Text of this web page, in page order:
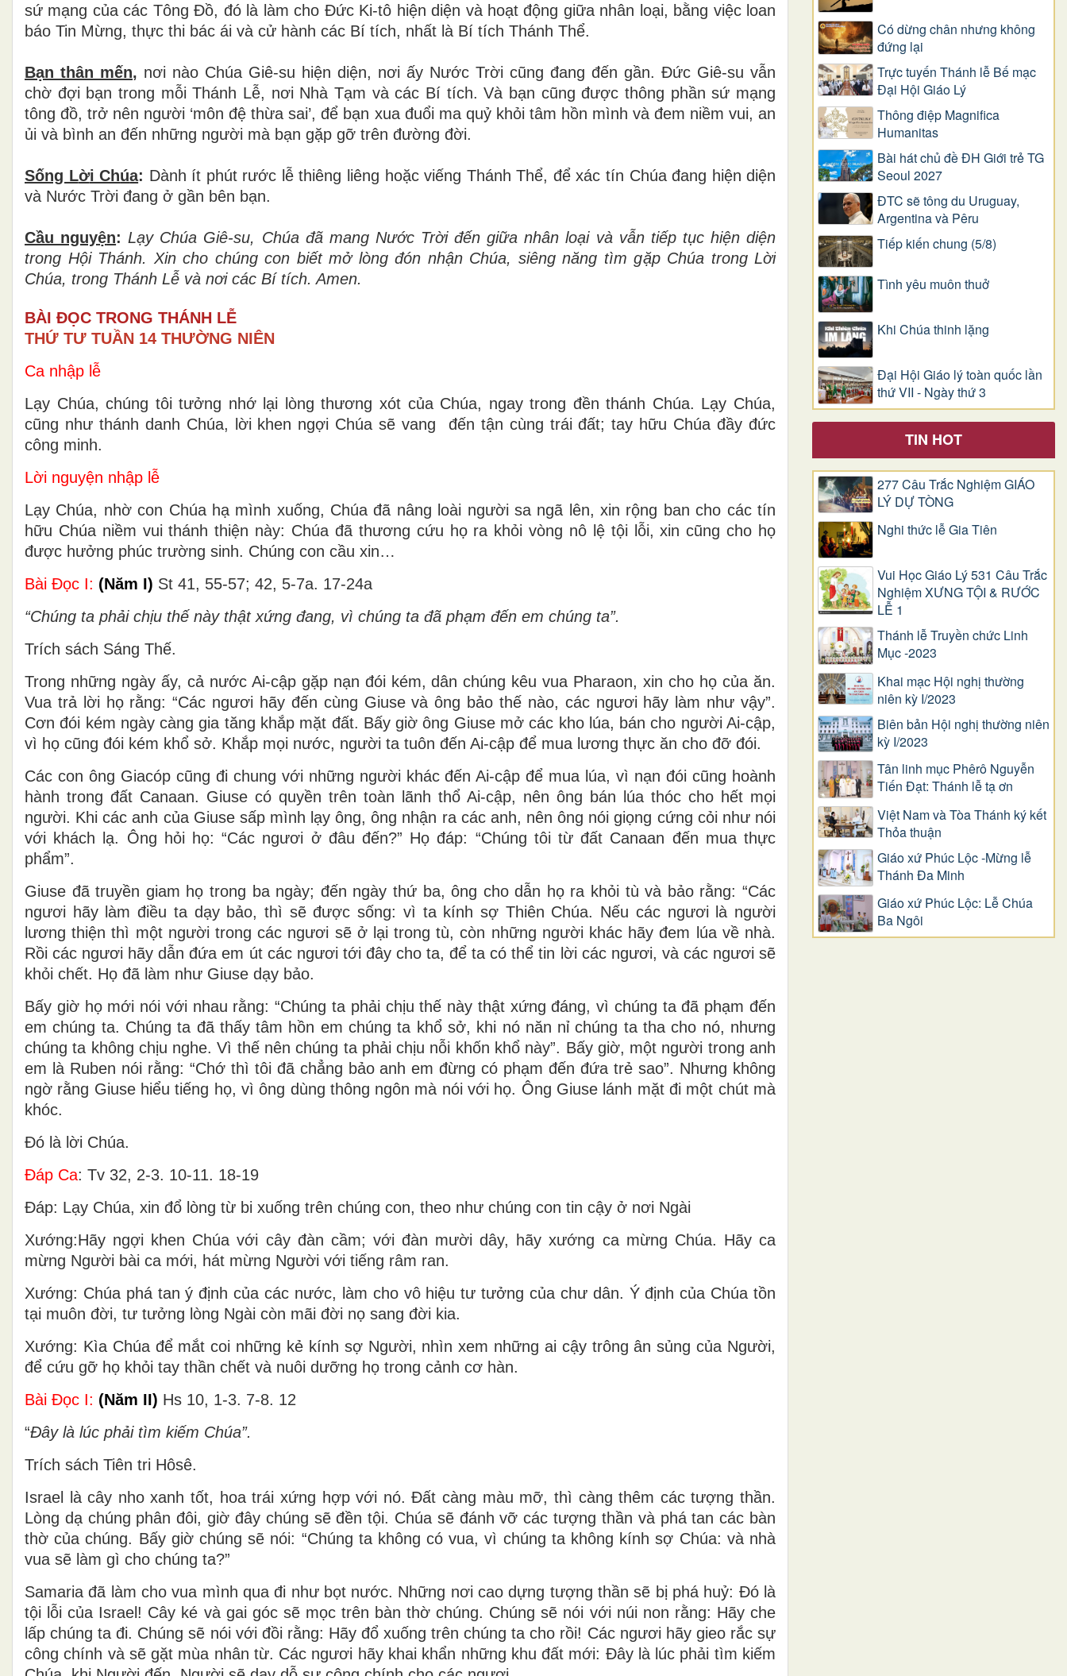
sứ mạng của các TôngĐồ, đólà làm cho Đức Ki-tô hiện diện vàhoạtđộng giữa nhân loại, bằng việc loan
báo Tin Mừng, thực thi bác ái và cử hành các Bí tích, nhất là Bí tích Thánh Thể.
Bạn thân mến, nơi nào Chúa Giê-su hiện diện, nơi ấy Nước Trời cũng đang đến gần. Đức Giê-su vẫn
chờ đợi bạn trong mỗi Thánh Lễ, nơi Nhà Tạm vàcác Bí tích. Và bạn cũngđược thông phần sứ mạng
tôngđồ, trở nên người ‘mônđệ thừa sai’,để bạn xua đuổi ma quỷkhỏi tâm hồn mình và đem niềm vui, an
ủi và bình an đến những người mà bạn gặp gỡ trên đường đời.
Sống Lời Chúa: Dành ít phút rước lễthiêng liêng hoặc viếng Thánh Thể, đểxác tín Chúađang hiện diện
và Nước Trời đang ở gần bên bạn.
Cầu nguyện: Lạy Chúa Giê-su, Chúa đãmang Nước Trờiđến giữa nhân loại vàvẫn tiếp tục hiện diện
trong Hội Thánh. Xin cho chúng con biết mởlòngđón nhận Chúa, siêng năng tìm gặp Chúa trong Lời
Chúa, trong Thánh Lễ và nơi các Bítích. Amen.
BÀI ĐỌC TRONG THÁNH LỄ
THỨ TƯ TUẦN 14 THƯỜNG NIÊN
Ca nhập lễ
Lạy Chúa, chúng tôi tưởng nhớ lại lòng thương xót của Chúa, ngay trong đền thánh Chúa. Lạy Chúa,
cũng như thánh danh Chúa, lời khen ngợi Chúa sẽ vang đến tận cùng trái đất; tay hữu Chúa đầy đức
công minh.
Lời nguyện nhập lễ
Lạy Chúa, nhờ con Chúa hạ mình xuống, Chúa đã nâng loài người sa ngã lên, xin rộng ban cho các tín
hữu Chúa niềm vui thánh thiện này: Chúa đã thương cứu họ ra khỏi vòng nô lệ tội lỗi, xin cũng cho họ
được hưởng phúc trường sinh. Chúng con cầu xin…
Bài Ðọc I: (Năm I) St 41, 55-57; 42, 5-7a. 17-24a
“Chúng ta phải chịu thế này thật xứng đang, vì chúng ta đã phạm đến em chúng ta”.
Trích sách Sáng Thế.
Trong những ngày ấy, cả nước Ai-cập gặp nạn đói kém, dân chúng kêu vua Pharaon, xin cho họ của ăn.
Vua trả lời họ rằng: “Các ngươi hãy đến cùng Giuse và ông bảo thế nào, các ngươi hãy làm như vậy”.
Cơn đói kém ngày càng gia tăng khắp mặt đất. Bấy giờ ông Giuse mở các kho lúa, bán cho người Ai-cập,
vì họ cũng đói kém khổ sở. Khắp mọi nước, người ta tuôn đến Ai-cập để mua lương thực ăn cho đỡ đói.
Các con ông Giacóp cũng đi chung với những người khác đến Ai-cập để mua lúa, vì nạn đói cũng hoành
hành trong đất Canaan. Giuse có quyền trên toàn lãnh thổ Ai-cập, nên ông bán lúa thóc cho hết mọi
người. Khi các anh của Giuse sấp mình lạy ông, ông nhận ra các anh, nên ông nói giọng cứng cỏi như nói
với khách lạ. Ông hỏi họ: “Các ngươi ở đâu đến?” Họ đáp: “Chúng tôi từ đất Canaan đến mua thực
phẩm”.
Giuse đã truyền giam họ trong ba ngày; đến ngày thứ ba, ông cho dẫn họ ra khỏi tù và bảo rằng: “Các
ngươi hãy làm điều ta dạy bảo, thì sẽ được sống: vì ta kính sợ Thiên Chúa. Nếu các ngươi là người
lương thiện thì một người trong các ngươi sẽ ở lại trong tù, còn những người khác hãy đem lúa về nhà.
Rồi các ngươi hãy dẫn đứa em út các ngươi tới đây cho ta, để ta có thể tin lời các ngươi, và các ngươi sẽ
khỏi chết. Họ đã làm như Giuse dạy bảo.
Bấy giờ họ mới nói với nhau rằng: “Chúng ta phải chịu thế này thật xứng đáng, vì chúng ta đã phạm đến
em chúng ta. Chúng ta đã thấy tâm hồn em chúng ta khổ sở, khi nó năn nỉ chúng ta tha cho nó, nhưng
chúng ta không chịu nghe. Vì thế nên chúng ta phải chịu nỗi khốn khổ này”. Bấy giờ, một người trong anh
em là Ruben nói rằng: “Chớ thì tôi đã chẳng bảo anh em đừng có phạm đến đứa trẻ sao”. Nhưng không
ngờ rằng Giuse hiểu tiếng họ, vì ông dùng thông ngôn mà nói với họ. Ông Giuse lánh mặt đi một chút mà
khóc.
Ðó là lời Chúa.
Ðáp Ca: Tv 32, 2-3. 10-11. 18-19
Ðáp: Lạy Chúa, xin đổ lòng từ bi xuống trên chúng con, theo như chúng con tin cậy ở nơi Ngài
Xướng:Hãy ngợi khen Chúa với cây đàn cầm; với đàn mười dây, hãy xướng ca mừng Chúa. Hãy ca
mừng Người bài ca mới, hát mừng Người với tiếng râm ran.
Xướng: Chúa phá tan ý định của các nước, làm cho vô hiệu tư tưởng của chư dân. Ý định của Chúa tồn
tại muôn đời, tư tưởng lòng Ngài còn mãi đời nọ sang đời kia.
Xướng: Kìa Chúa để mắt coi những kẻ kính sợ Người, nhìn xem những ai cậy trông ân sủng của Người,
để cứu gỡ họ khỏi tay thần chết và nuôi dưỡng họ trong cảnh cơ hàn.
Bài Ðọc I: (Năm II) Hs 10, 1-3. 7-8. 12
“Ðây là lúc phải tìm kiếm Chúa”.
Trích sách Tiên tri Hôsê.
Israel là cây nho xanh tốt, hoa trái xứng hợp với nó. Ðất càng màu mỡ, thì càng thêm các tượng thần.
Lòng dạ chúng phân đôi, giờ đây chúng sẽ đền tội. Chúa sẽ đánh vỡ các tượng thần và phá tan các bàn
thờ của chúng. Bấy giờ chúng sẽ nói: “Chúng ta không có vua, vì chúng ta không kính sợ Chúa: và nhà
vua sẽ làm gì cho chúng ta?”
Samaria đã làm cho vua mình qua đi như bọt nước. Những nơi cao dựng tượng thần sẽ bị phá huỷ: Ðó là
tội lỗi của Israel! Cây ké và gai góc sẽ mọc trên bàn thờ chúng. Chúng sẽ nói với núi non rằng: Hãy che
lấp chúng ta đi. Chúng sẽ nói với đồi rằng: Hãy đổ xuống trên chúng ta cho rồi! Các ngươi hãy gieo rắc sự
công chính và sẽ gặt mùa nhân từ. Các ngươi hãy khai khẩn những khu đất mới: Ðây là lúc phải tìm kiếm
Có dừng chân nhưng không
đứng lại
Trực tuyến Thánh lễ Bế mạc
Đại Hội Giáo Lý
Thông điệp Magnifica
Humanitas
Bài hát chủ đề ĐH Giới trẻ TG
Seoul 2027
ĐTC sẽ tông du Uruguay,
Argentina và Pêru
Tiếp kiến chung (5/8)
Tình yêu muôn thuở
Khi Chúa thinh lặng
Đại Hội Giáo lý toàn quốc lần
thứ VII - Ngày thứ 3
TIN HOT
277 Câu Trắc Nghiệm GIÁO
LÝ DỰ TÒNG
Nghi thức lễ Gia Tiên
Vui Học Giáo Lý 531 Câu Trắc
Nghiệm XƯNG TỘI & RƯỚC
LỄ 1
Thánh lễ Truyền chức Linh
Mục -2023
Khai mạc Hội nghị thường
niên kỳ I/2023
Biên bản Hội nghị thường niên
kỳ I/2023
Tân linh mục Phêrô Nguyễn
Tiến Đạt: Thánh lễ tạ ơn
Việt Nam và Tòa Thánh ký kết
Thỏa thuận
Giáo xứ Phúc Lộc -Mừng lễ
Thánh Đa Minh
Giáo xứ Phúc Lộc: Lễ Chúa
Ba Ngôi